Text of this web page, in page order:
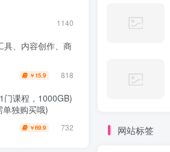
1140
具、内容创作、商
￥ 15.9 818
门课程，1000GB)
独购买哦)
￥69.9 732 网站标签